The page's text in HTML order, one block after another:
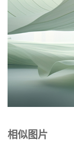
相似图片